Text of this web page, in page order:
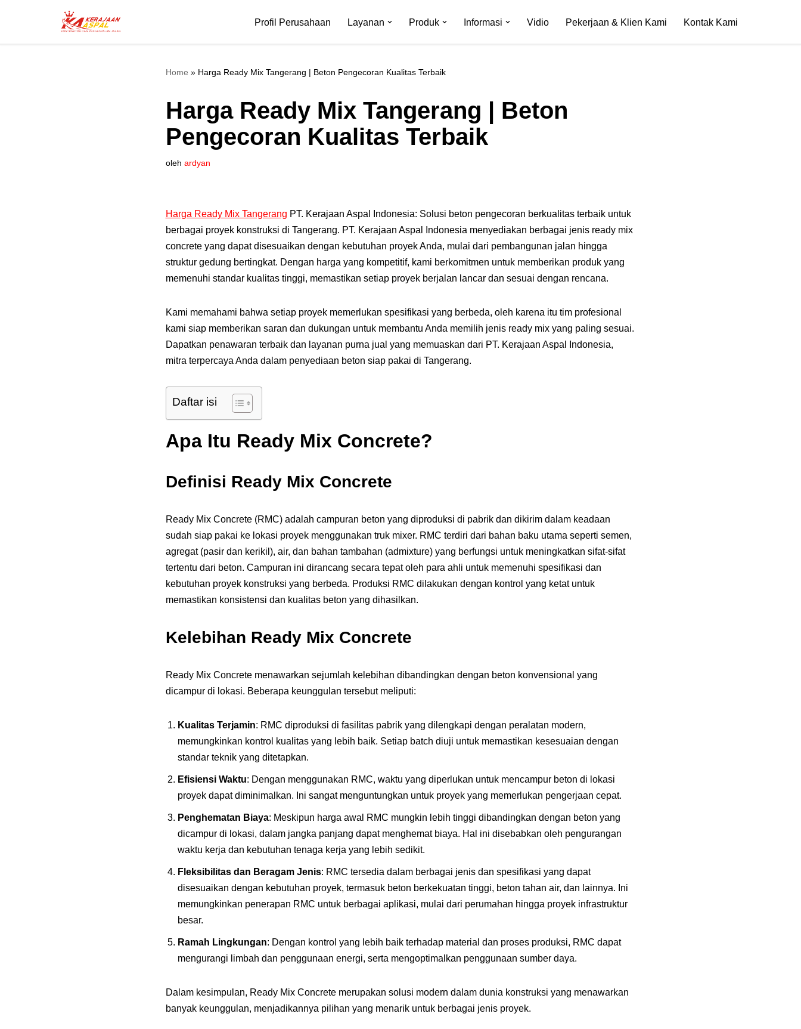
Profil Perusahaan Layanan Produk Informasi Vidio Pekerjaan & Klien Kami Kontak Kami
Home » Harga Ready Mix Tangerang | Beton Pengecoran Kualitas Terbaik
Harga Ready Mix Tangerang | Beton
Pengecoran Kualitas Terbaik
oleh ardyan
Harga Ready Mix Tangerang PT. Kerajaan Aspal Indonesia: Solusi beton pengecoran berkualitas terbaik untuk
berbagai proyek konstruksi di Tangerang. PT. Kerajaan Aspal Indonesia menyediakan berbagai jenis ready mix
concrete yang dapat disesuaikan dengan kebutuhan proyek Anda, mulai dari pembangunan jalan hingga
struktur gedung bertingkat. Dengan harga yang kompetitif, kami berkomitmen untuk memberikan produk yang
memenuhi standar kualitas tinggi, memastikan setiap proyek berjalan lancar dan sesuai dengan rencana.
Kami memahami bahwa setiap proyek memerlukan spesifikasi yang berbeda, oleh karena itu tim profesional
kami siap memberikan saran dan dukungan untuk membantu Anda memilih jenis ready mix yang paling sesuai.
Dapatkan penawaran terbaik dan layanan purna jual yang memuaskan dari PT. Kerajaan Aspal Indonesia,
mitra terpercaya Anda dalam penyediaan beton siap pakai di Tangerang.
Daftar isi
Apa Itu Ready Mix Concrete?
Definisi Ready Mix Concrete
Ready Mix Concrete (RMC) adalah campuran beton yang diproduksi di pabrik dan dikirim dalam keadaan
sudah siap pakai ke lokasi proyek menggunakan truk mixer. RMC terdiri dari bahan baku utama seperti semen,
agregat (pasir dan kerikil), air, dan bahan tambahan (admixture) yang berfungsi untuk meningkatkan sifat-sifat
tertentu dari beton. Campuran ini dirancang secara tepat oleh para ahli untuk memenuhi spesifikasi dan
kebutuhan proyek konstruksi yang berbeda. Produksi RMC dilakukan dengan kontrol yang ketat untuk
memastikan konsistensi dan kualitas beton yang dihasilkan.
Kelebihan Ready Mix Concrete
Ready Mix Concrete menawarkan sejumlah kelebihan dibandingkan dengan beton konvensional yang
dicampur di lokasi. Beberapa keunggulan tersebut meliputi:
Kualitas Terjamin: RMC diproduksi di fasilitas pabrik yang dilengkapi dengan peralatan modern,
memungkinkan kontrol kualitas yang lebih baik. Setiap batch diuji untuk memastikan kesesuaian dengan
standar teknik yang ditetapkan.
Efisiensi Waktu: Dengan menggunakan RMC, waktu yang diperlukan untuk mencampur beton di lokasi
proyek dapat diminimalkan. Ini sangat menguntungkan untuk proyek yang memerlukan pengerjaan cepat.
Penghematan Biaya: Meskipun harga awal RMC mungkin lebih tinggi dibandingkan dengan beton yang
dicampur di lokasi, dalam jangka panjang dapat menghemat biaya. Hal ini disebabkan oleh pengurangan
waktu kerja dan kebutuhan tenaga kerja yang lebih sedikit.
Fleksibilitas dan Beragam Jenis: RMC tersedia dalam berbagai jenis dan spesifikasi yang dapat
disesuaikan dengan kebutuhan proyek, termasuk beton berkekuatan tinggi, beton tahan air, dan lainnya. Ini
memungkinkan penerapan RMC untuk berbagai aplikasi, mulai dari perumahan hingga proyek infrastruktur
besar.
Ramah Lingkungan: Dengan kontrol yang lebih baik terhadap material dan proses produksi, RMC dapat
mengurangi limbah dan penggunaan energi, serta mengoptimalkan penggunaan sumber daya.
Dalam kesimpulan, Ready Mix Concrete merupakan solusi modern dalam dunia konstruksi yang menawarkan
banyak keunggulan, menjadikannya pilihan yang menarik untuk berbagai jenis proyek.